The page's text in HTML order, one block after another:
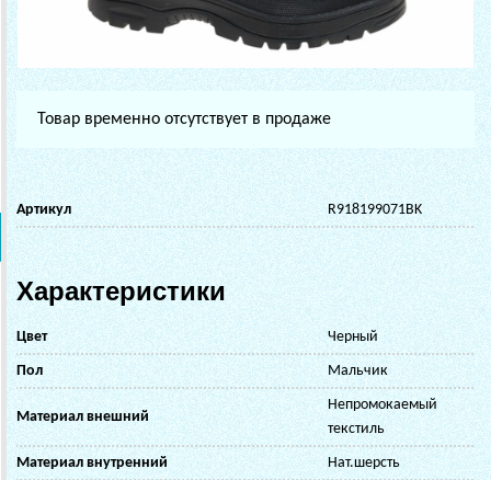
Товар временно отсутствует в продаже
Артикул R918199071BK
Характеристики
Цвет Черный
Пол Мальчик
Материал внешний
Непромокаемый
текстиль
Материал внутренний Нат.шерсть